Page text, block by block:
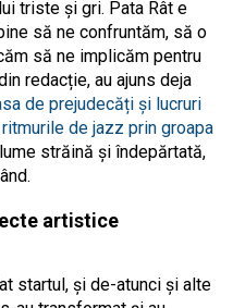
triste și gri. Pata Rât e
să ne confruntăm, să o
să ne implicăm pentru
redacție, au ajuns deja
de prejudecăți și lucruri
ritmurile de jazz prin groapa
străină și îndepărtată,
artistice
startul, și de-atunci și alte